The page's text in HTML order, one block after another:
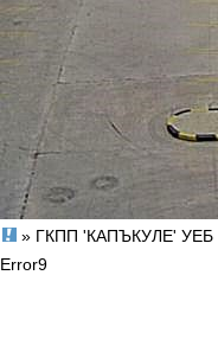
» ГКПП 'КАПЪКУЛЕ'
Error9